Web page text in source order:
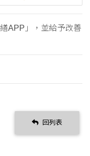
APP」，並給予改善
回列表